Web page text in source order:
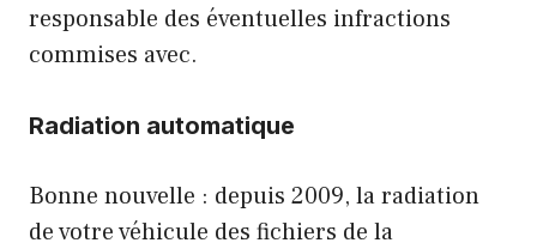
responsable des éventuelles infractions
commises avec.
Radiation automatique
Bonne nouvelle : depuis 2009, la radiation
de votre véhicule des fichiers de la